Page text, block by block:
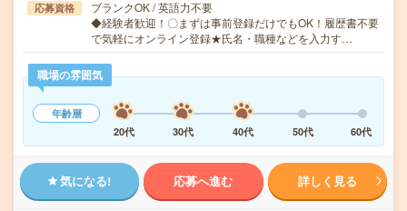
応募資格
ブランクOK / 英語力不要
◆経験者歓迎！〇まずは事前登録だけでもOK！履歴書不要
で気軽にオンライン登録★氏名・職種などを入力す…
職場の雰囲気
年齢層
20代
30代 40代 50代 60代
気になる! 応募へ進む 詳しく見る